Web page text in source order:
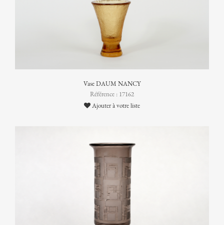
Vase DAUM NANCY
Référence : 17162
Ajouter à votre liste